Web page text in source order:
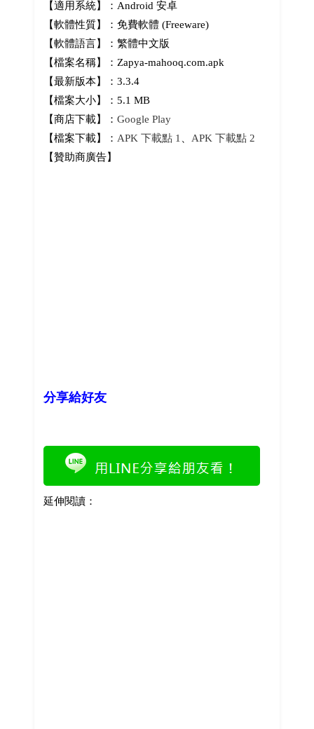
【適用系統】：Android 安卓
【軟體性質】：免費軟體 (Freeware)
【軟體語言】：繁體中文版
【檔案名稱】：Zapya-mahooq.com.apk
【最新版本】：3.3.4
【檔案大小】：5.1 MB
【商店下載】： Google Play
【檔案下載】： APK 下載點 1、 APK 下載點 2
【贊助商廣告】
分享給好友
延伸閱讀：